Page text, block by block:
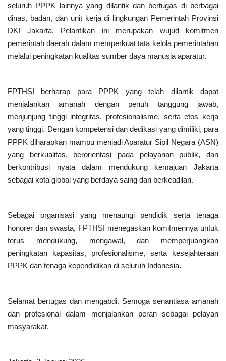
seluruh PPPK lainnya yang dilantik dan bertugas di berbagai
dinas, badan, dan unit kerja di lingkungan Pemerintah Provinsi
DKI Jakarta. Pelantikan ini merupakan wujud komitmen
pemerintah daerah dalam memperkuat tata kelola pemerintahan
melalui peningkatan kualitas sumber daya manusia aparatur.
FPTHSI berharap para PPPK yang telah dilantik dapat
menjalankan amanah dengan penuh tanggung jawab,
menjunjung tinggi integritas, profesionalisme, serta etos kerja
yang tinggi. Dengan kompetensi dan dedikasi yang dimiliki, para
PPPK diharapkan mampu menjadi Aparatur Sipil Negara (ASN)
yang berkualitas, berorientasi pada pelayanan publik, dan
berkontribusi nyata dalam mendukung kemajuan Jakarta
sebagai kota global yang berdaya saing dan berkeadilan.
Sebagai organisasi yang menaungi pendidik serta tenaga
honorer dan swasta, FPTHSI menegaskan komitmennya untuk
terus mendukung, mengawal, dan memperjuangkan
peningkatan kapasitas, profesionalisme, serta kesejahteraan
PPPK dan tenaga kependidikan di seluruh Indonesia.
Selamat bertugas dan mengabdi. Semoga senantiasa amanah
dan profesional dalam menjalankan peran sebagai pelayan
masyarakat.